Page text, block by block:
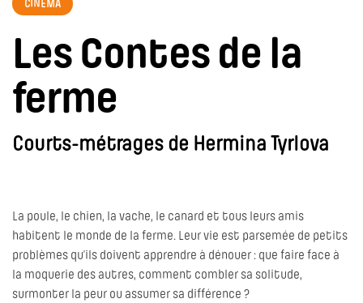
CINÉMA
Les Contes de la
ferme
Courts-métrages de Hermina Tyrlova
La poule, le chien, la vache, le canard et tous leurs amis
habitent le monde de la ferme. Leur vie est parsemée de petits
problèmes qu’ils doivent apprendre à dénouer : que faire face à
la moquerie des autres, comment combler sa solitude,
surmonter la peur ou assumer sa différence ?